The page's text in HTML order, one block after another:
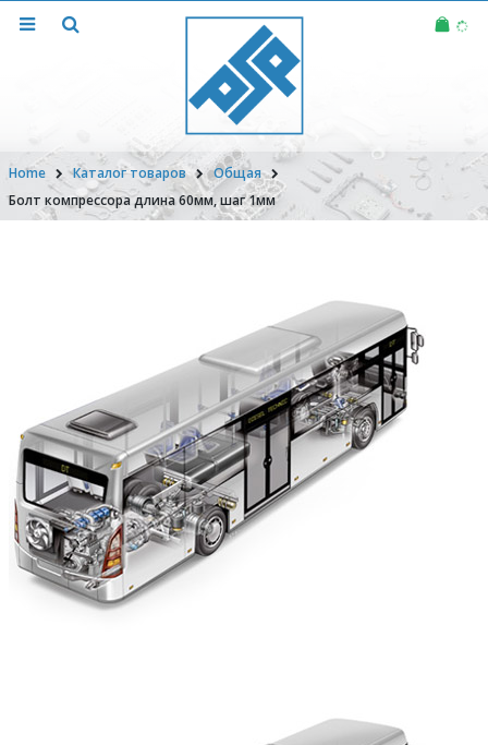
Home Каталог товаров
Общая
Болт компрессора длина 60мм, шаг 1мм